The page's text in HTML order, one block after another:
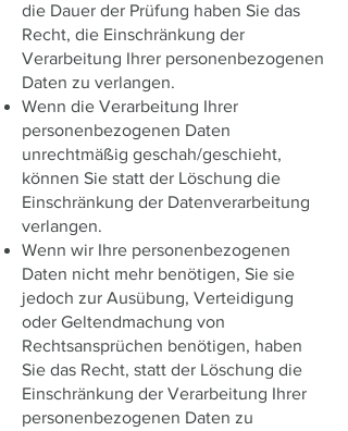
die Dauer der Prüfung haben Sie das
Recht, die Einschränkung der
Verarbeitung Ihrer personenbezogenen
Daten zu verlangen.
Wenn die Verarbeitung Ihrer
personenbezogenen Daten
unrechtmäßig geschah/geschieht,
können Sie statt der Löschung die
Einschränkung der Datenverarbeitung
verlangen.
Wenn wir Ihre personenbezogenen
Daten nicht mehr benötigen, Sie sie
jedoch zur Ausübung, Verteidigung
oder Geltendmachung von
Rechtsansprüchen benötigen, haben
Sie das Recht, statt der Löschung die
Einschränkung der Verarbeitung Ihrer
personenbezogenen Daten zu